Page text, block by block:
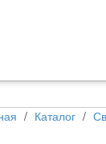
/ Каталог /